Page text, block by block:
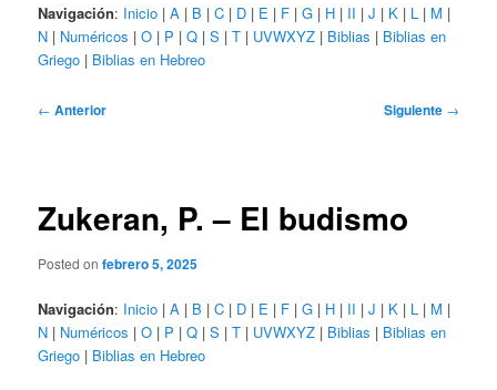
Navigación: Inicio |A | B |C | D | E | F |G | H | II |J | K | L | M |
N | Numéricos |O | P |Q |S |T | UVWXYZ | Biblias | Biblias en
Griego | Biblias en Hebreo
Navegación
← Anterior Siguiente →
Zukeran, P. – El budismo
Posted onfebrero 5, 2025
Navigación: Inicio |A | B |C | D | E | F |G | H | II |J | K | L | M |
N | Numéricos |O | P |Q |S |T | UVWXYZ | Biblias | Biblias en
Griego | Biblias en Hebreo